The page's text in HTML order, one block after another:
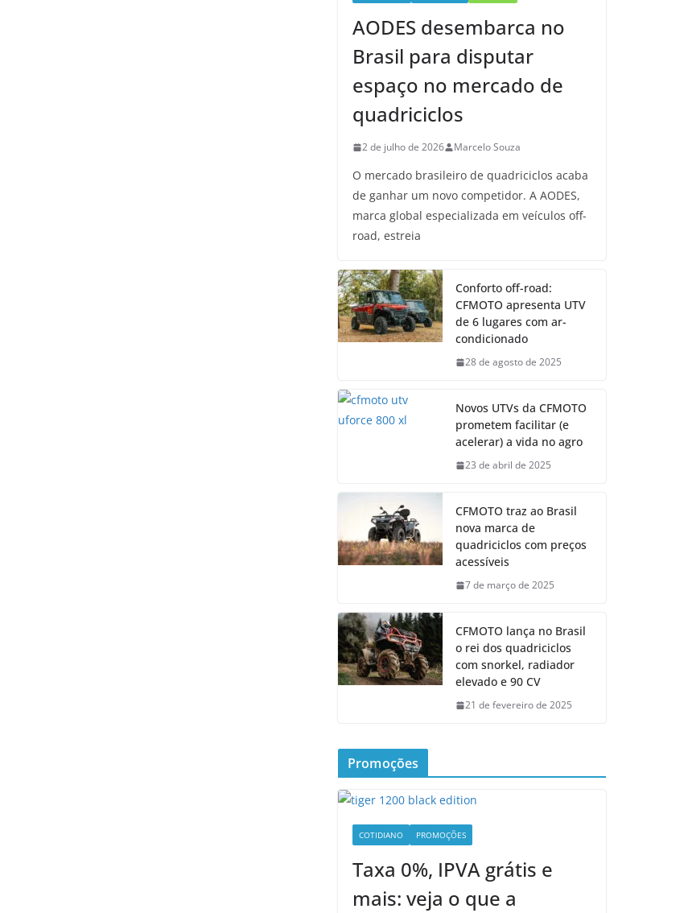
AODES desembarca no
Brasil para disputar
espaço no mercado de
quadriciclos
2 de julho de 2026 Marcelo Souza
O mercado brasileiro de quadriciclos acaba
de ganhar um novo competidor. A AODES,
marca global especializada em veículos off-
road, estreia
Conforto off-road:
CFMOTO apresenta UTV
de 6 lugares com ar-
condicionado
28 de agosto de 2025
Novos UTVs da CFMOTO
prometem facilitar (e
acelerar) a vida no agro
23 de abril de 2025
CFMOTO traz ao Brasil
nova marca de
quadriciclos com preços
acessíveis
7 de março de 2025
CFMOTO lança no Brasil
o rei dos quadriciclos
com snorkel, radiador
elevado e 90 CV
21 de fevereiro de 2025
Promoções
COTIDIANO PROMOÇÕES
Taxa 0%, IPVA grátis e
mais: veja o que a